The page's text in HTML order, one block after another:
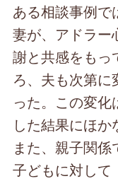
ある相談事例で
妻が、アドラー
謝と共感をもっ
ろ、夫も次第に
った。この変
した結果にほか
また、親子関係
子どもに対して